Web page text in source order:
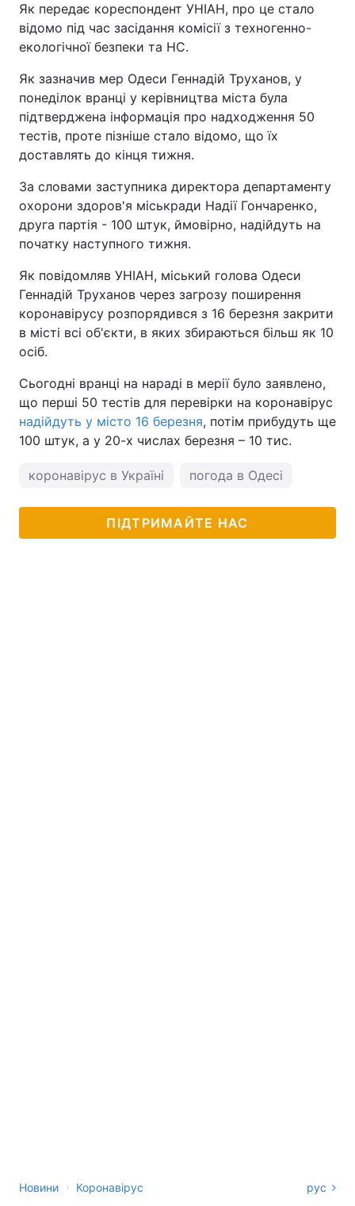
Як передає кореспондент УНІАН, про це стало
відомо під час засідання комісії з техногенно-
екологічної безпеки та НС.
Як зазначив мер Одеси Геннадій Труханов, у
понеділок вранці у керівництва міста була
підтверджена інформація про надходження 50
тестів, проте пізніше стало відомо, що їх
доставлять до кінця тижня.
За словами заступника директора департаменту
охорони здоров'я міськради Надії Гончаренко,
друга партія - 100 штук, ймовірно, надійдуть на
початку наступного тижня.
Як повідомляв УНІАН, міський голова Одеси
Геннадій Труханов через загрозу поширення
коронавірусу розпорядився з 16 березня закрити
в місті всі об'єкти, в яких збираються більш як 10
осіб.
Сьогодні вранці на нараді в мерії було заявлено,
що перші 50 тестів для перевірки на коронавірус
надійдуть у місто 16 березня, потім прибудуть ще
100 штук, а у 20-х числах березня – 10 тис.
коронавірус в Україні погода в Одесі
ПІДТРИМАЙТЕ НАС
Новини › Коронавірус рус